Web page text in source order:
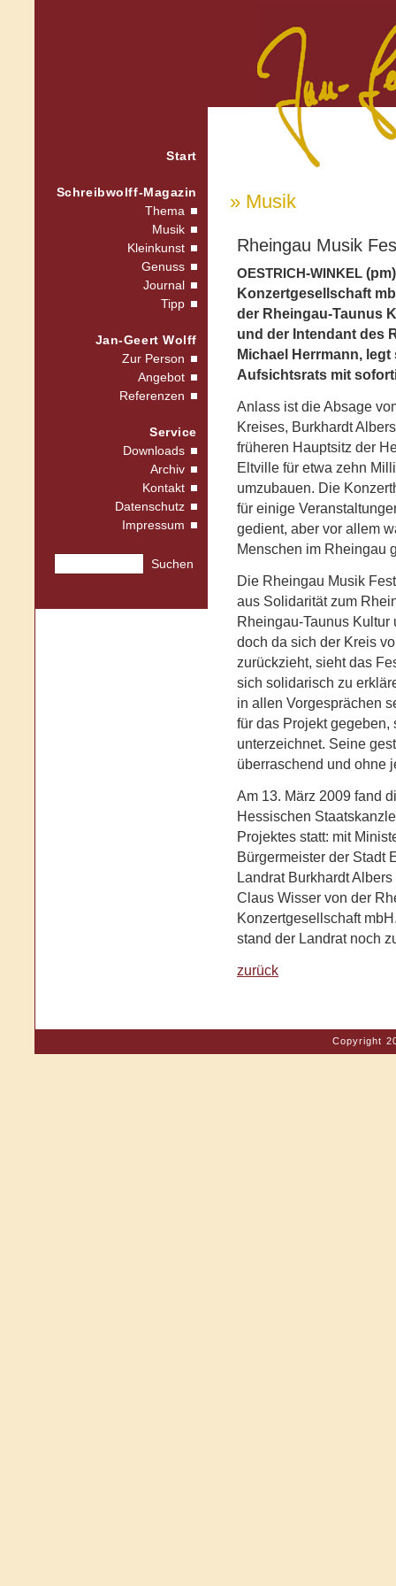
Start
Schreibwolff-Magazin
Thema
Musik
Kleinkunst
Genuss
Journal
Tipp
Jan-Geert Wolff
Zur Person
Angebot
Referenzen
Service
Downloads
Archiv
Kontakt
Datenschutz
Impressum
Suchen
» Musik
Rheingau Musik
OESTRICH-WINKEL
Konzertgesellschaft
der Rheingau-Taunus
und der Intendant des
Michael Herrmann,
Aufsichtsrats mit
Anlass ist die Absage
Kreises, Burkhardt
früheren Hauptsitz der
Eltville für etwa zehn
umzubauen. Die
für einige
gedient, aber vor allem
Menschen im Rheingau
Die Rheingau Musik
aus Solidarität zum
Rheingau-Taunus Kultur
doch da sich der Kreis
zurückzieht, sieht das
sich solidarisch zu
in allen Vorgesprächen
für das Projekt gegeben,
unterzeichnet. Seine
überraschend und ohne
Am 13. März 2009 fand
Hessischen
Projektes statt: mit
Bürgermeister der Stadt
Landrat Burkhardt
Claus Wisser von der
Konzertgesellschaft
stand der Landrat noch
zurück
Copyright